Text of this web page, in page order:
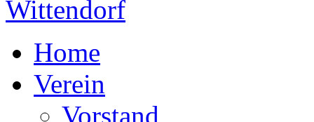
Home
Verein
Vorstand